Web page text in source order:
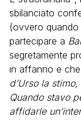
sbilanciato
(ovvero
partecipare a
segretamente
in affanno e
d’Urso la
Quando stavo
affidarle